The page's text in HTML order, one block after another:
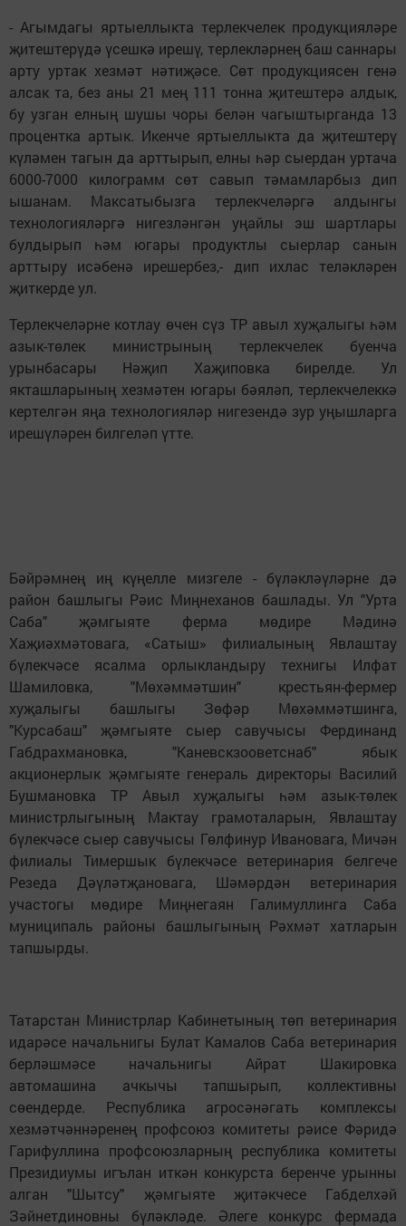
- Агымдагы яртыеллыкта терлекчелек продукцияләре
җитештерүдә үсешкә ирешү, терлекләрнең баш саннары
арту уртак хезмәт нәтиҗәсе. Сөт продукциясен генә
алсак та, без аны 21 мең 111 тонна җитештерә алдык,
бу узган елның шушы чоры белән чагыштырганда 13
процентка артык. Икенче яртыеллыкта да җитештерү
күләмен тагын да арттырып, елны һәр сыердан уртача
6000-7000 килограмм сөт савып тәмамларбыз дип
ышанам. Максатыбызга терлекчеләргә алдынгы
технологияләргә нигезләнгән уңайлы эш шартлары
булдырып һәм югары продуктлы сыерлар санын
арттыру исәбенә ирешербез,- дип ихлас теләкләрен
җиткерде ул.
Терлекчеләрне котлау өчен сүз ТР авыл хуҗалыгы һәм
азык-төлек министрының терлекчелек буенча
урынбасары Нәҗип Хаҗиповка бирелде. Ул
якташларының хезмәтен югары бәяләп, терлекчелеккә
кертелгән яңа технологияләр нигезендә зур уңышларга
ирешүләрен билгеләп үтте.
Бәйрәмнең иң күңелле мизгеле - бүләкләүләрне дә
район башлыгы Рәис Миңнеханов башлады. Ул "Урта
Саба" җәмгыяте ферма мөдире Мәдинә
Хаҗиәхмәтовага, «Сатыш» филиалының Явлаштау
бүлекчәсе ясалма орлыкландыру технигы Илфат
Шамиловка, "Мөхәммәтшин" крестьян-фермер
хуҗалыгы башлыгы Зөфәр Мөхәммәтшинга,
"Курсабаш" җәмгыяте сыер савучысы Фердинанд
Габдрахмановка, "Каневскзооветснаб" ябык
акционерлык җәмгыяте генераль директоры Василий
Бушмановка ТР Авыл хуҗалыгы һәм азык-төлек
министрлыгының Мактау грамоталарын, Явлаштау
бүлекчәсе сыер савучысы Гөлфинур Ивановага, Мичән
филиалы Тимершык бүлекчәсе ветеринария белгече
Резеда Дәүләтҗановага, Шәмәрдән ветеринария
участогы мөдире Миңнегаян Галимуллинга Саба
муниципаль районы башлыгының Рәхмәт хатларын
тапшырды.
Татарстан Министрлар Кабинетының төп ветеринария
идарәсе начальнигы Булат Камалов Саба ветеринария
берләшмәсе начальнигы Айрат Шакировка
автомашина ачкычы тапшырып, коллективны
сөендерде. Республика агросәнәгать комплексы
хезмәтчәннәренең профсоюз комитеты рәисе Фәридә
Гарифуллина профсоюзларның республика комитеты
Президиумы игълан иткән конкурста беренче урынны
алган "Шытсу" җәмгыяте җитәкчесе Габделхәй
Зәйнетдиновны бүләкләде. Әлеге конкурс фермада